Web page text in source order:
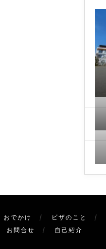
おでかけ
ビザのこと
お問合せ 自己紹介